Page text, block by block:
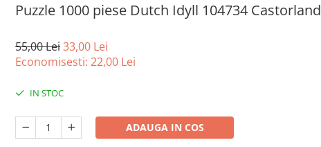
Puzzle 1000 piese Dutch Idyll 104734 Castorland
55,00 Lei33,00 Lei
Economisesti: 22,00 Lei
IN STOC
ADAUGA IN COS